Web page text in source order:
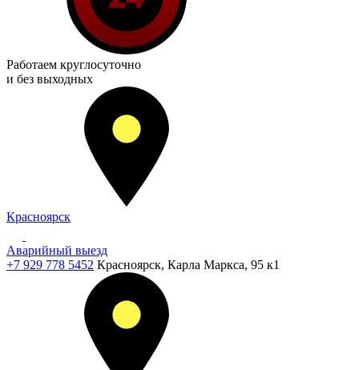
Работаем круглосуточно
и без выходных
Красноярск
Аварийный выезд
+7 929 778 5452 Красноярск, Карла Маркса, 95 к1